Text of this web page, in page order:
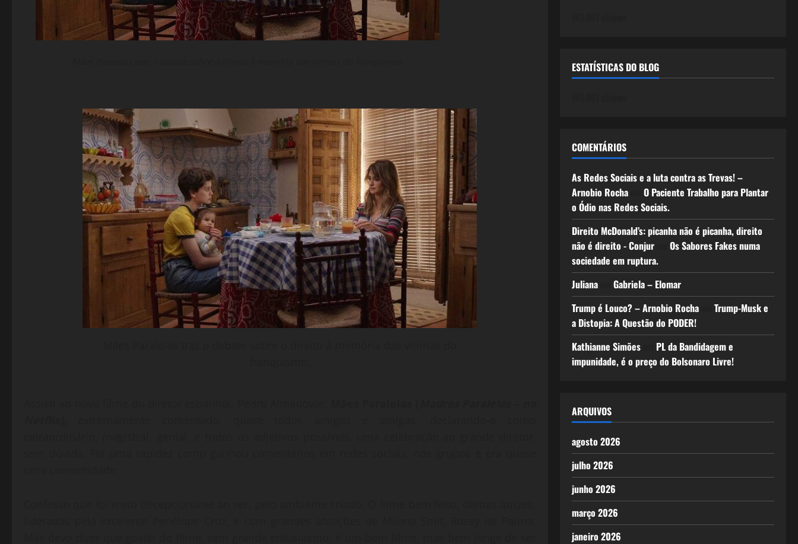
ESTATÍSTICAS DO BLOG
COMENTÁRIOS
As Redes Sociais e a luta contra as Trevas! –
Arnobio Rochaem O Paciente Trabalho para Plantar
o Ódio nas Redes Sociais.
Direito McDonald’s: picanha não é picanha, direito
não é direito - Conjurem Os Sabores Fakes numa
sociedade em ruptura.
Julianaem Gabriela – Elomar
Trump é Louco? – Arnobio Rochaem Trump-Musk e
a Distopia: A Questão do PODER!
Kathianne Simõesem PL da Bandidagem e
impunidade, é o preço do Bolsonaro Livre!
ARQUIVOS
agosto 2026
julho 2026
junho 2026
março 2026
janeiro 2026